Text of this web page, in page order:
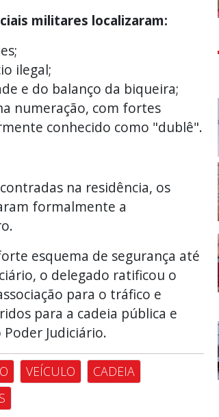
militares localizaram:
ilegal;
e do balanço da biqueira;
numeração, com fortes
conhecido como "dublê".
na residência, os
formalmente a
esquema de segurança até
o delegado ratificou o
para o tráfico e
para a cadeia pública e
Judiciário.
VEÍCULO
CADEIA